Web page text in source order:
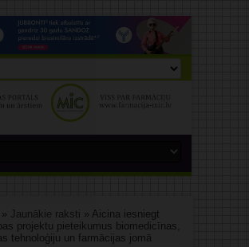
» Jaunākie raksti » Aicina iesniegt
projektu pieteikumus biomedicīnas,
tehnoloģiju un farmācijas jomā